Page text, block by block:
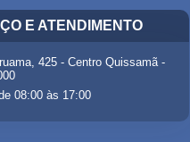
E ATENDIMENTO
425 - Centro Quissamã -
08:00 às 17:00